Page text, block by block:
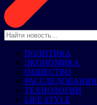
ПОЛИТИКА
ЭКОНОМИКА
ОБЩЕСТВО
РАССЛЕДОВАНИЯ
ТЕХНОЛОГИИ
LIFE STYLE